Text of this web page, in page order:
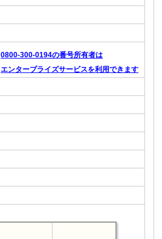
0800-300-0194の番号所有者は
エンタープライズサービスを利用できます